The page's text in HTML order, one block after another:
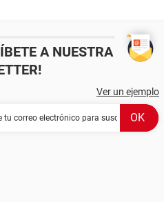
A NUESTRA
Ver un ejemplo